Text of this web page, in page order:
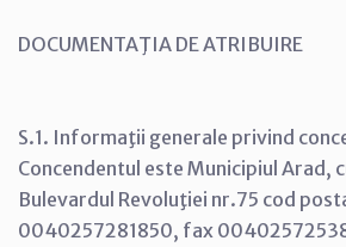
DOCUMENTAŢIA DE ATRIBUIRE
S.1. Informaţii generale privind
Concendentul este Municipiul Arad,
Bulevardul Revoluţiei nr.75 cod
0040257281850, fax